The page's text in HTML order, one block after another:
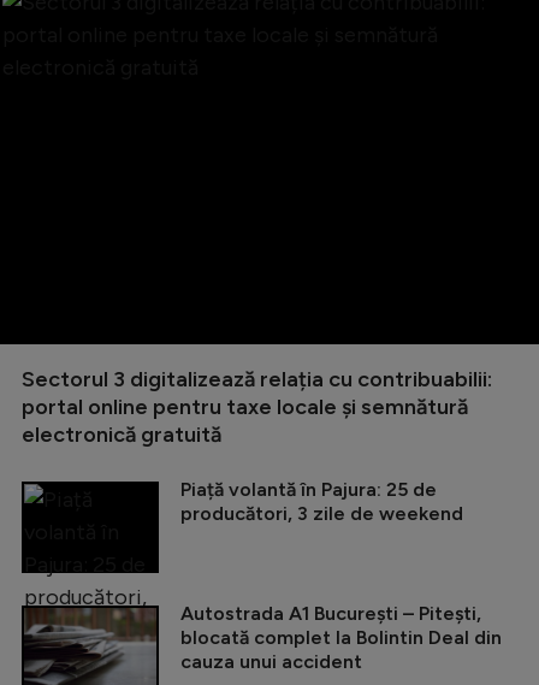
Sectorul 3 digitalizează relația cu contribuabilii:
portal online pentru taxe locale și semnătură
electronică gratuită
Piață volantă în Pajura: 25 de
producători, 3 zile de weekend
Autostrada A1 București – Pitești,
blocată complet la Bolintin Deal din
cauza unui accident